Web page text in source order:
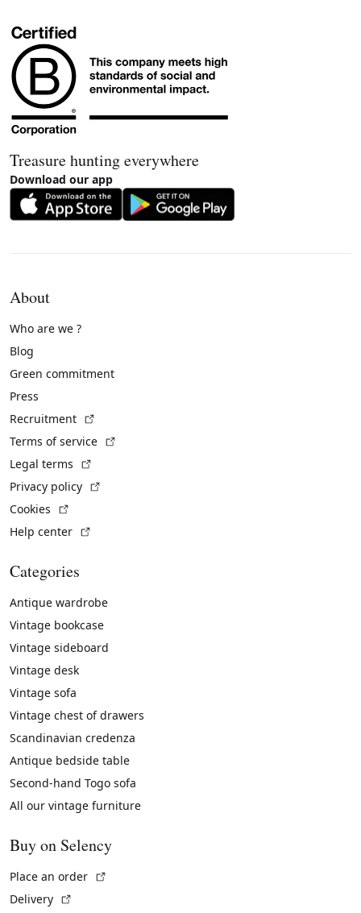
Treasure hunting everywhere
Download our app
About
Who are we ?
Blog
Green commitment
Press
Recruitment
Terms of service
Legal terms
Privacy policy
Cookies
Help center
Categories
Antique wardrobe
Vintage bookcase
Vintage sideboard
Vintage desk
Vintage sofa
Vintage chest of drawers
Scandinavian credenza
Antique bedside table
Second-hand Togo sofa
All our vintage furniture
Buy on Selency
Place an order
Delivery